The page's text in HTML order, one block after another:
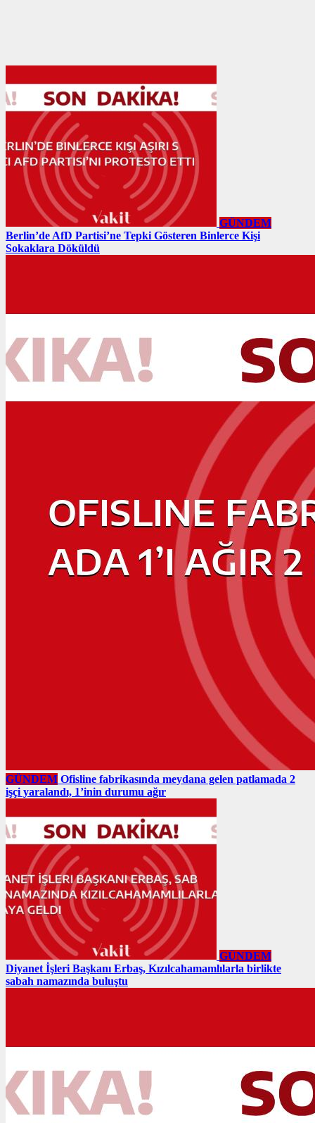
GÜNDEM
Berlin’de AfD Partisi’ne Tepki Gösteren Binlerce Kişi
Sokaklara Döküldü
GÜNDEM Ofisline fabrikasında meydana gelen patlamada 2
işçi yaralandı, 1’inin durumu ağır
GÜNDEM
Diyanet İşleri Başkanı Erbaş, Kızılcahamamlılarla birlikte
sabah namazında buluştu